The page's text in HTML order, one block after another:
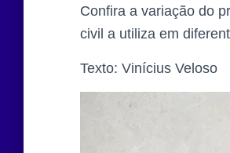
Confira a variação do
civil a utiliza em
Texto: Vinícius Veloso